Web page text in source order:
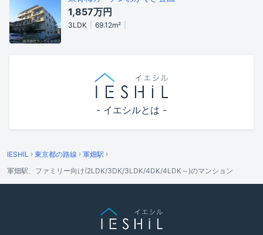
1,857万円
3LDK 69.12m²
- イエシルとは -
IESHIL › 東京都の路線 › 軍畑駅 ›
軍畑駅、ファミリー向け(2LDK/3DK/3LDK/4DK/4LDK～)のマンション